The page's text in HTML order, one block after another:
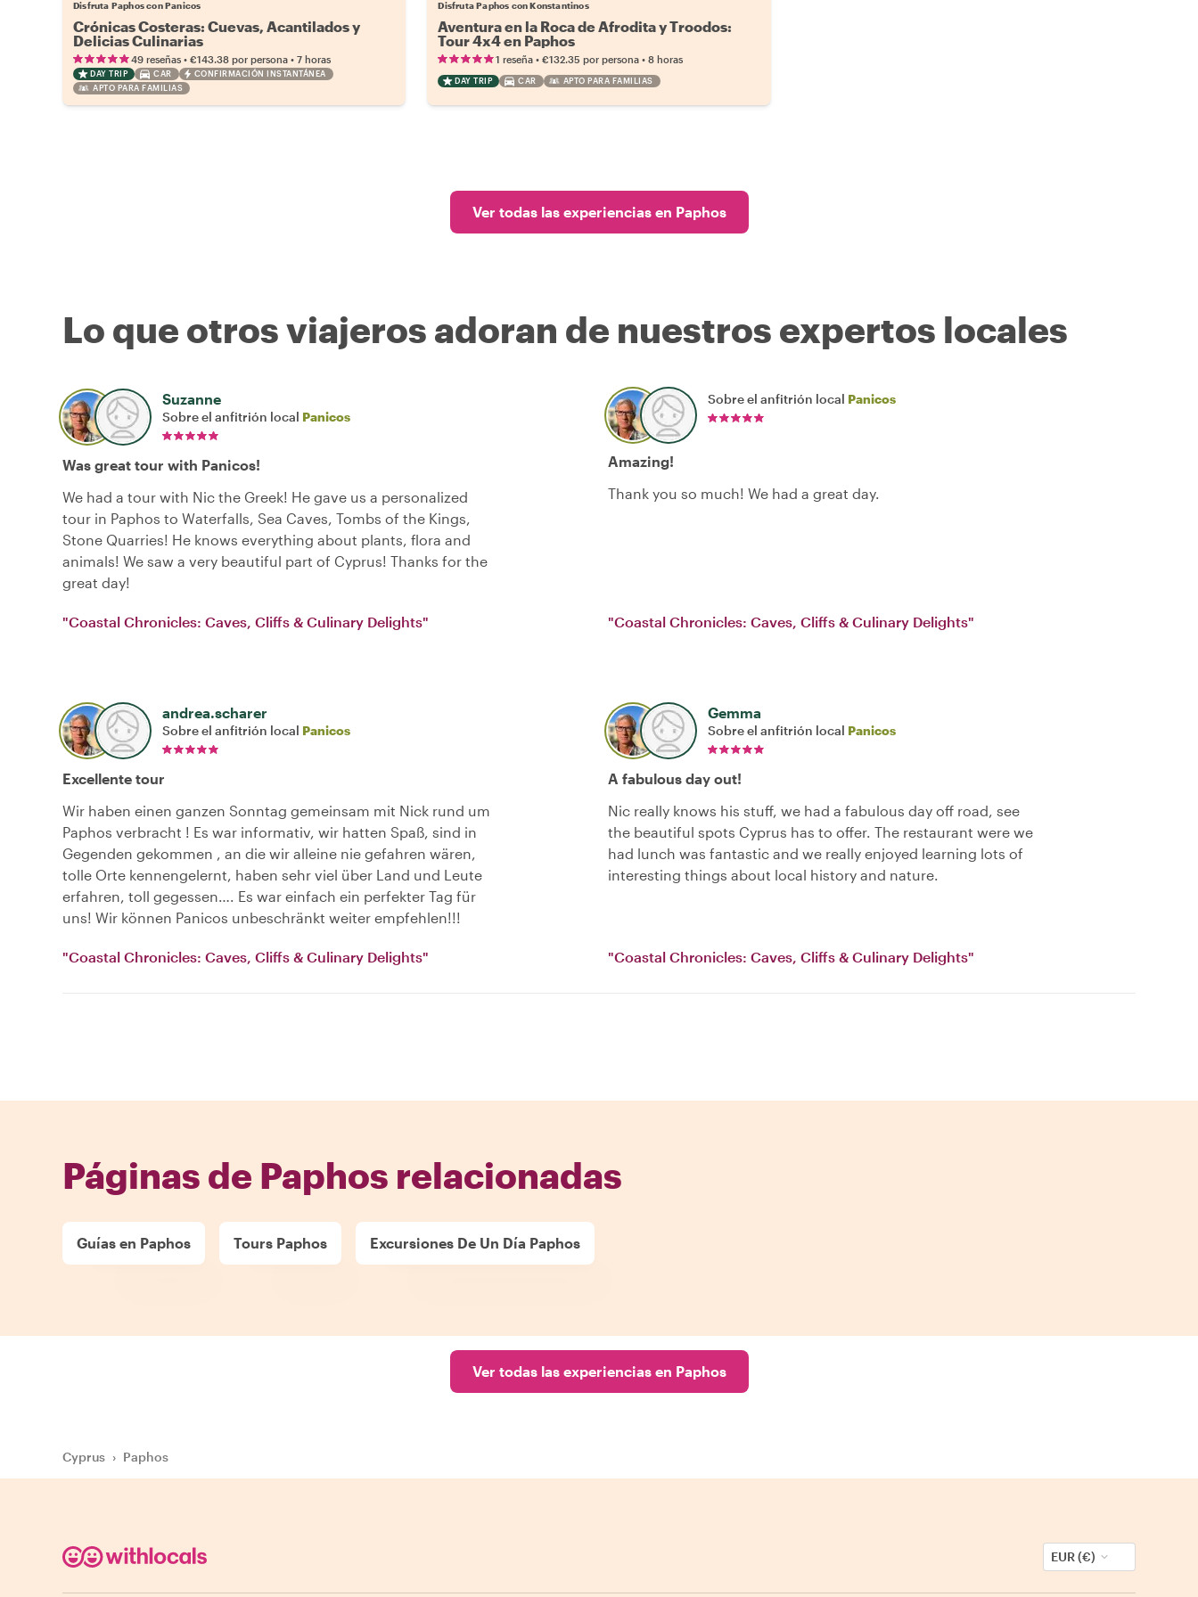
Disfruta Paphos con Panicos
Crónicas Costeras: Cuevas, Acantilados y
Delicias Culinarias
49 reseñas • €143.38 por persona • 7 horas
DAY TRIP CAR
CONFIRMACIÓN INSTANTÁNEA
APTO PARA FAMILIAS
Disfruta Paphos con Konstantinos
Aventura en la Roca de Afrodita y Troodos:
Tour 4x4 en Paphos
1 reseña •€132.35 por persona •8 horas
DAY TRIP CAR APTO PARA FAMILIAS
Ver todas las experiencias en Paphos
Lo que otros viajeros adoran de nuestros expertos locales
Suzanne
Sobre el anfitrión local Panicos
Was great tour with Panicos!
We had a tour with Nic the Greek! He gave us a personalized
tour in Paphos to Waterfalls, Sea Caves, Tombs of the Kings,
Stone Quarries! He knows everything about plants, flora and
animals! We saw a very beautiful part of Cyprus! Thanks for the
great day!
"Coastal Chronicles: Caves, Cliffs & Culinary Delights"
Sobre el anfitrión local Panicos
Amazing!
Thank you so much! We had a great day.
"Coastal Chronicles: Caves, Cliffs & Culinary Delights"
andrea.scharer
Sobre el anfitrión local Panicos
Excellente tour
Wir haben einen ganzen Sonntag gemeinsam mit Nick rund um
Paphos verbracht ! Es war informativ, wir hatten Spaß, sind in
Gegenden gekommen , an die wir alleine nie gefahren wären,
tolle Orte kennengelernt, haben sehr viel über Land und Leute
erfahren, toll gegessen…. Es war einfach ein perfekter Tag für
uns! Wir können Panicos unbeschränkt weiter empfehlen!!!
"Coastal Chronicles: Caves, Cliffs & Culinary Delights"
Gemma
Sobre el anfitrión local Panicos
A fabulous day out!
Nic really knows his stuff, we had a fabulous day off road, see
the beautiful spots Cyprus has to offer. The restaurant were we
had lunch was fantastic and we really enjoyed learning lots of
interesting things about local history and nature.
"Coastal Chronicles: Caves, Cliffs & Culinary Delights"
Páginas de Paphos relacionadas
Guías en Paphos Tours Paphos Excursiones De Un Día Paphos
Ver todas las experiencias en Paphos
Cyprus › Paphos
EUR (€)